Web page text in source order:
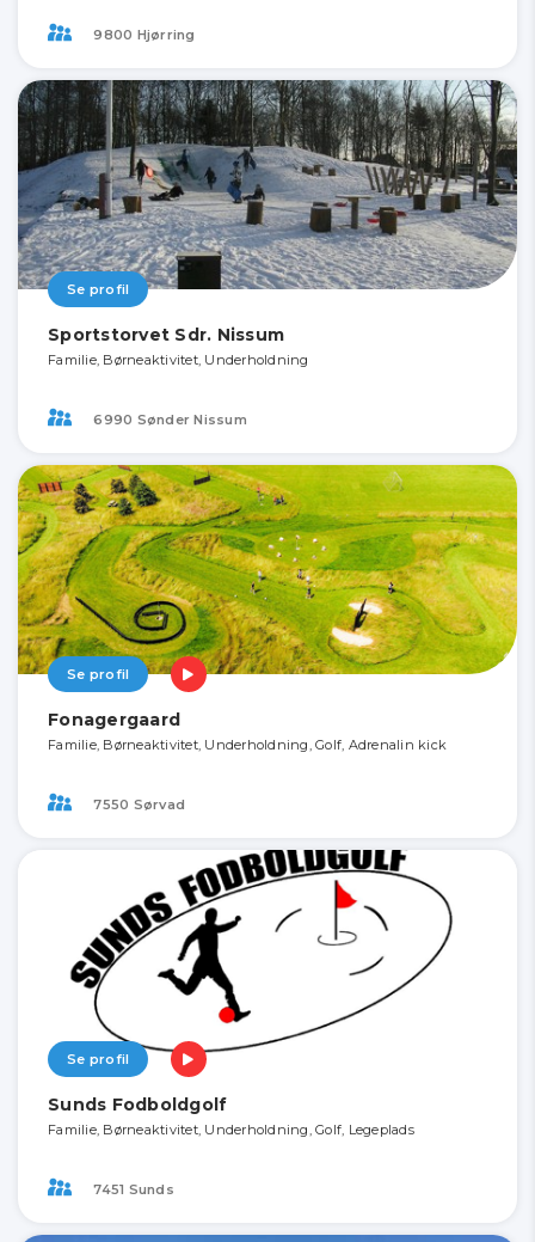
9800 Hjørring
Se profil
Sportstorvet Sdr. Nissum
Familie, Børneaktivitet, Underholdning
6990 Sønder Nissum
Se profil
Fonagergaard
Familie, Børneaktivitet, Underholdning, Golf, Adrenalin kick
7550 Sørvad
Se profil
Sunds Fodboldgolf
Familie, Børneaktivitet, Underholdning, Golf, Legeplads
7451 Sunds